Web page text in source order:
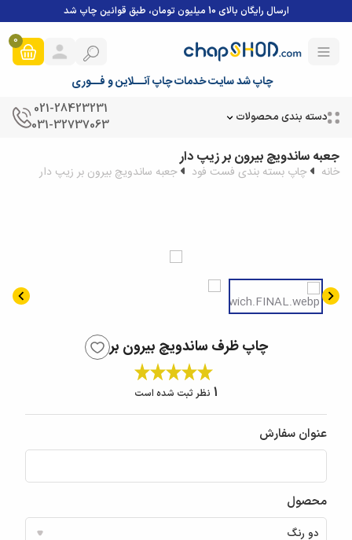
ارسال رایگان بالای 10 میلیون تومان، طبق قوانین چاپ شد
چاپ شد سایت خدمات چاپ آنــلاین و فــوری
0
دسته بندی محصولات
021-28423231
031-32737063
جعبه ساندویچ بیرون بر زیپ دار
خانه چاپ بسته بندی فست فود جعبه ساندویچ بیرون بر زیپ دار
چاپ ظرف ساندویچ بیرون بر
1 نظر ثبت شده است
عنوان سفارش
محصول